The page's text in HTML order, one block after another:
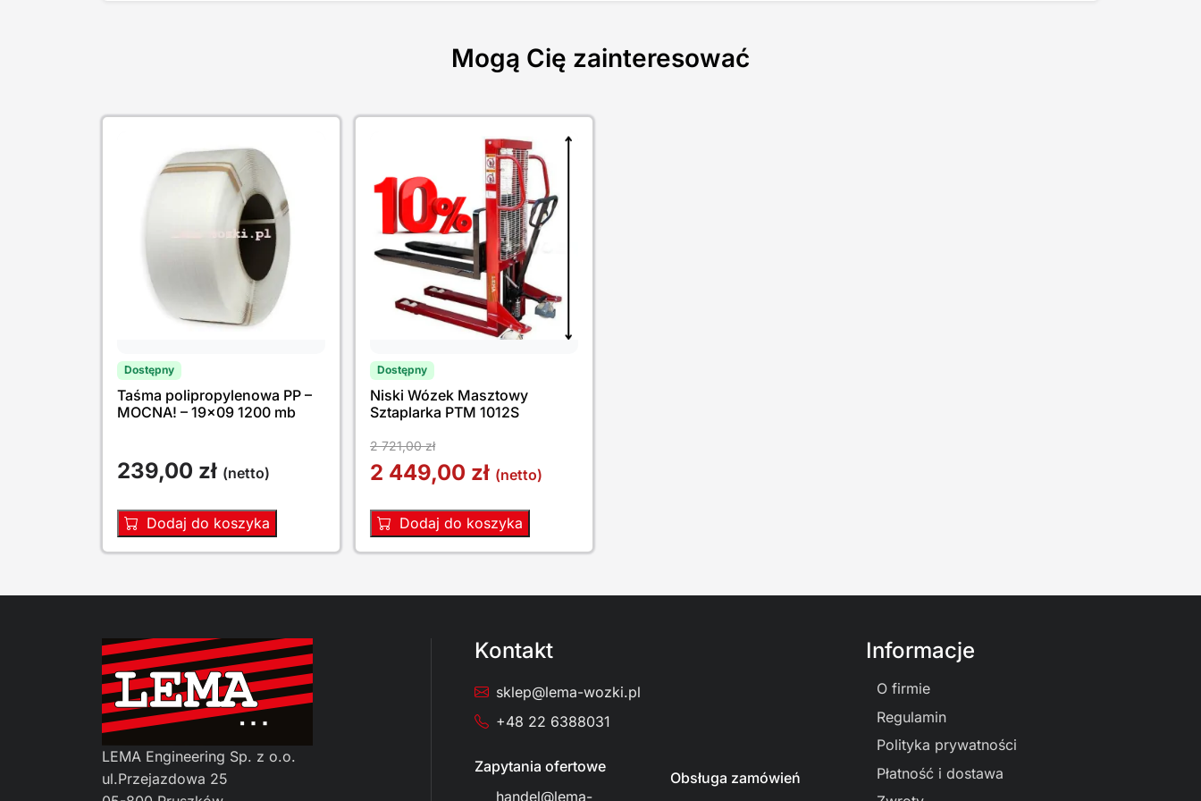
Mogą Cię zainteresować
Dostępny
Taśma polipropylenowa PP –
MOCNA! – 19×09 1200 mb
239,00 zł (netto)
Dodaj do koszyka
Dostępny
Niski Wózek Masztowy
Sztaplarka PTM 1012S
2 721,00zł
2 449,00 zł (netto)
Dodaj do koszyka
LEMA Engineering Sp. z o.o.
ul.Przejazdowa 25
Kontakt
sklep@lema-wozki.pl
+48 22 6388031
Zapytania ofertowe
handel@lema-
Obsługa zamówień
Informacje
O firmie
Regulamin
Polityka prywatności
Płatność i dostawa